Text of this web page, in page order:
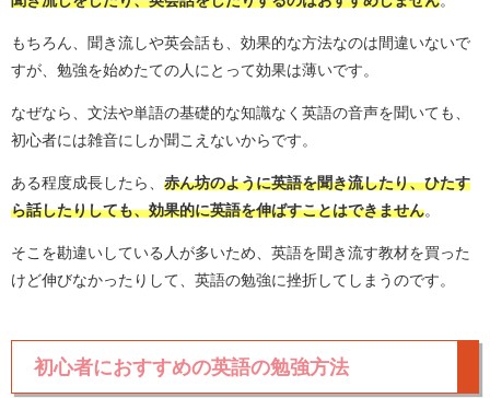
もちろん、聞き流しや英会話も、効果的な方法なのは間違いないで
すが、勉強を始めたての人にとって効果は薄いです。
なぜなら、文法や単語の基礎的な知識なく英語の音声を聞いても、
初心者には雑音にしか聞こえないからです。
ある程度成長したら、 赤ん坊のように英語を聞き流したり、ひたす
ら話したりしても、効果的に英語を伸ばすことはできません。
そこを勘違いしている人が多いため、英語を聞き流す教材を買った
けど伸びなかったりして、英語の勉強に挫折してしまうのです。
初心者におすすめの英語の勉強方法